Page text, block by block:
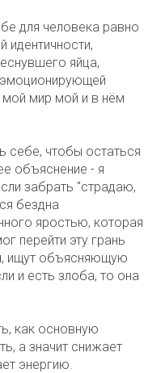
для человека равно
идентичности,
яйца,
мир мой и в нём
себе, чтобы остаться
объяснение - я
забрать "страдаю,
бездна
яростью, которая
перейти эту грань
ищут объясняющую
и есть злоба, то она
как основную
а значит снижает
энергию.